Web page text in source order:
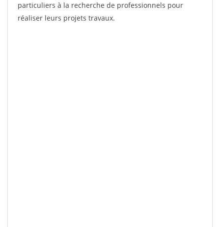
particuliers à la recherche de professionnels pour
réaliser leurs projets travaux.